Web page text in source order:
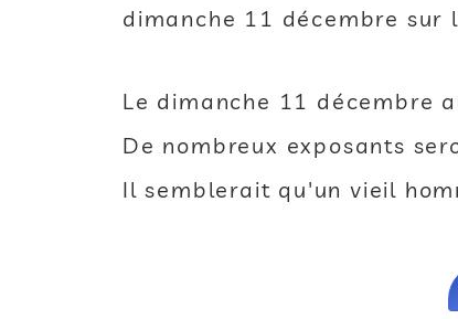
dimanche 11 décembre sur
Le dimanche 11 décembre
De nombreux exposants
Il semblerait qu'un vieil